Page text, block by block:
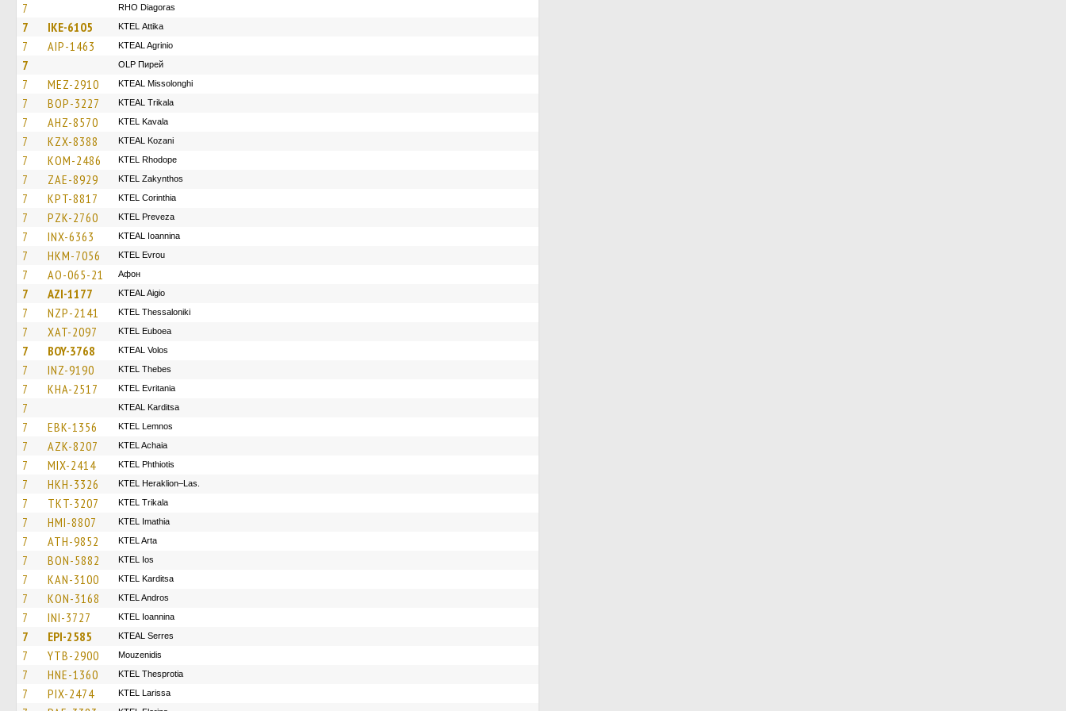
7 RHO Diagoras
7 IKE-6105 KΤΕL Αttika
7 AIP-1463 KTEAL Agrinio
7 OLP Пирей
7 MEZ-2910 KTEAL Missolonghi
7 BOP-3227 KTEAL Trikala
7 AHZ-8570 KTEL Kavala
7 KZX-8388 KTEAL Kozani
7 KOM-2486 KTEL Rhodope
7 ZAE-8929 KTEL Zakynthos
7 KPT-8817 KTEL Corinthia
7 PZK-2760 KTEL Preveza
7 INX-6363 KTEAL Ioannina
7 HKM-7056 KTEL Evrou
7 AO-065-21 Афон
7 AZI-1177 KTEAL Aigio
7 NZP-2141 KTEL Thessaloniki
7 XAT-2097 ΚΤΕL Euboea
7 BOY-3768 KTEAL Volos
7 INZ-9190 KTEL Thebes
7 KHA-2517 ΚΤΕL Evritania
7 KTEAL Karditsa
7 EBK-1356 KTEL Lemnos
7 AZK-8207 KTEL Achaia
7 MIX-2414 ΚΤΕL Phthiotis
7 HKH-3326 KTEL Heraklion–Las.
7 TKT-3207 ΚΤΕL Τrikala
7 HMI-8807 KTEL Imathia
7 ATH-9852 KTEL Arta
7 BON-5882 KTEL Ios
7 KAN-3100 ΚΤΕL Karditsa
7 KON-3168 KTEL Andros
7 INI-3727 KTEL Ioannina
7 EPI-2585 KTEAL Serres
7 YTB-2900 Mouzenidis
7 HNE-1360 KTEL Thesprotia
7 PIX-2474 KTEL Larissa